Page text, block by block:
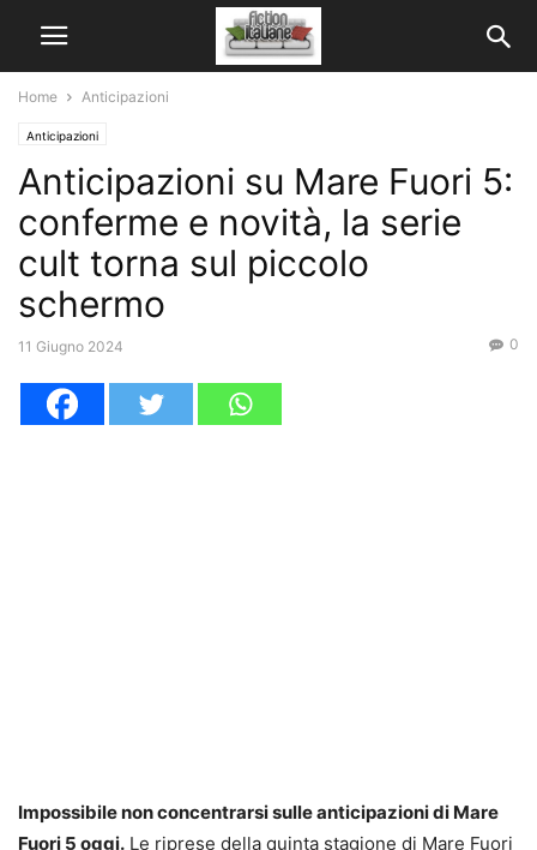
Home Anticipazioni
Anticipazioni
Anticipazioni su Mare Fuori 5:
conferme e novità, la serie
cult torna sul piccolo
schermo
11 Giugno 2024 0
Impossibile non concentrarsi sulle anticipazioni di Mare
Fuori 5 oggi. Le riprese della quinta stagione di Mare Fuori